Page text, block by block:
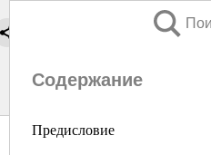
Содержание
Предисловие